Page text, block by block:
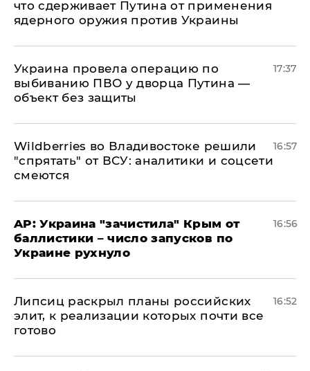
что сдерживает Путина от применения
ядерного оружия против Украины
Украина провела операцию по
выбиванию ПВО у дворца Путина —
объект без защиты
17:37
Wildberries во Владивостоке решили
"спрятать" от ВСУ: аналитики и соцсети
смеются
16:57
AP: Украина "зачистила" Крым от
баллистики – число запусков по
Украине рухнуло
16:56
Липсиц раскрыл планы российских
элит, к реализации которых почти все
готово
16:52